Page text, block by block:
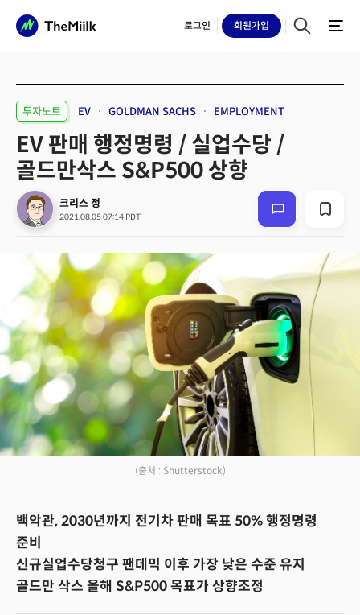
로그인 회원가입
투자노트 EV GOLDMAN SACHS EMPLOYMENT
EV 판매 행정명령 / 실업수당 /
골드만삭스 S&P500 상향
크리스 정
2021.08.05 07:14 PDT
(출처 : Shutterstock)
백악관, 2030년까지 전기차 판매 목표 50% 행정명령
준비
신규실업수당청구 팬데믹 이후 가장 낮은 수준 유지
골드만 삭스 올해 S&P500 목표가 상향조정